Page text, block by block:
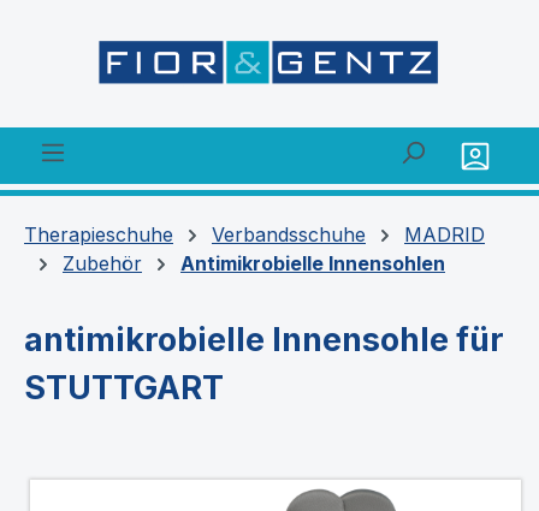
Therapieschuhe Verbandsschuhe
MADRID
Zubehör
Antimikrobielle Innensohlen
antimikrobielle Innensohle für
STUTTGART